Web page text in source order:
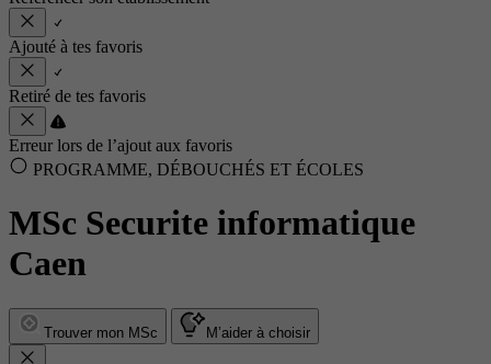
Ajouté à tes favoris
Retiré de tes favoris
Erreur lors de l’ajout aux favoris
PROGRAMME, DÉBOUCHÉS ET ÉCOLES
MSc Securite informatique
Caen
Trouver mon MSc M’aider à choisir